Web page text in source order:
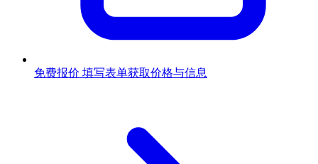
免费报价 填写表单获取价格与信息